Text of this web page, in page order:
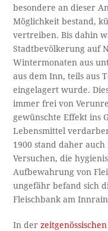
besondere an dieser
Möglichkeit bestand,
vertreiben. Bis dahin
Stadtbevölkerung auf
Wintermonaten aus
aus dem Inn, teils aus
eingelagert wurde.
immer frei von
gewünschte Effekt ins
Lebensmittel
1900 stand daher
Versuchen, die
Aufbewahrung von
ungefähr befand sich
Fleischbank am
In der